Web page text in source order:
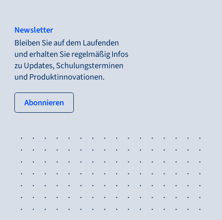
Newsletter
Bleiben Sie auf dem Laufenden
und erhalten Sie regelmäßig Infos
zu Updates, Schulungsterminen
und Produktinnovationen.
Abonnieren: tertiary button